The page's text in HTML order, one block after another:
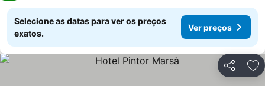
Selecione as datas para ver os preços
exatos.
Ver preços
Partilhar